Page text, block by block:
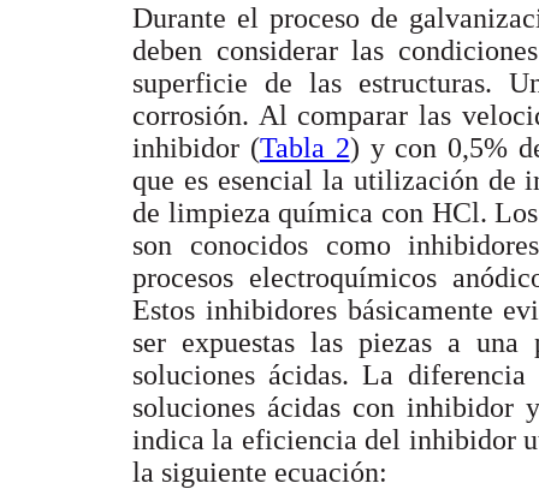
Durante el proceso de
deben considerar las
superficie de las estructuras.
corrosión. Al comparar las
inhibidor (Tabla 2) y con 0,5%
que es esencial la utilización de
de limpieza química con HCl.
son conocidos como
procesos electroquímicos
Estos inhibidores básicamente
ser expuestas las piezas a
soluciones ácidas. La
soluciones ácidas con inhibidor
indica la eficiencia del inhibidor
la siguiente ecuación: